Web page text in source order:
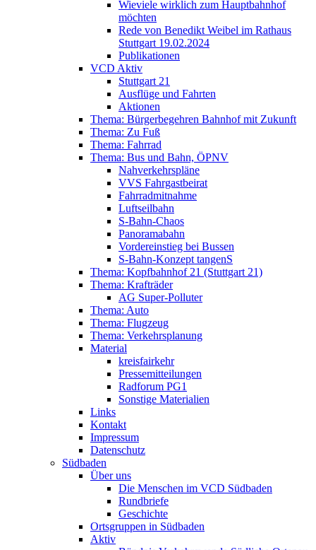
Wieviele wirklich zum Hauptbahnhof
möchten
Rede von Benedikt Weibel im Rathaus
Stuttgart 19.02.2024
Publikationen
VCD Aktiv
Stuttgart 21
Ausflüge und Fahrten
Aktionen
Thema: Bürgerbegehren Bahnhof mit Zukunft
Thema: Zu Fuß
Thema: Fahrrad
Thema: Bus und Bahn, ÖPNV
Nahverkehrspläne
VVS Fahrgastbeirat
Fahrradmitnahme
Luftseilbahn
S-Bahn-Chaos
Panoramabahn
Vordereinstieg bei Bussen
S-Bahn-Konzept tangenS
Thema: Kopfbahnhof 21 (Stuttgart 21)
Thema: Krafträder
AG Super-Polluter
Thema: Auto
Thema: Flugzeug
Thema: Verkehrsplanung
Material
kreisfairkehr
Pressemitteilungen
Radforum PG1
Sonstige Materialien
Links
Kontakt
Impressum
Datenschutz
Südbaden
Über uns
Die Menschen im VCD Südbaden
Rundbriefe
Geschichte
Ortsgruppen in Südbaden
Aktiv